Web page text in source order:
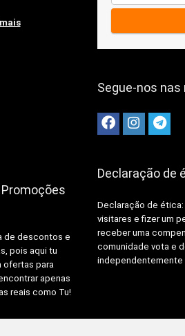
de descontos e
pois aqui tu
ofertas para
apenas
reais como Tu!
Segue-nos
Declaração de
Declaração de
visitares e fizer um
receber uma
comunidade vota e
independentemente